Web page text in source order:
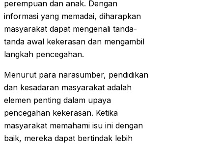
perempuan dan anak. Dengan
informasi yang memadai, diharapkan
masyarakat dapat mengenali tanda-
tanda awal kekerasan dan mengambil
langkah pencegahan.
Menurut para narasumber, pendidikan
dan kesadaran masyarakat adalah
elemen penting dalam upaya
pencegahan kekerasan. Ketika
masyarakat memahami isu ini dengan
baik, mereka dapat bertindak lebih